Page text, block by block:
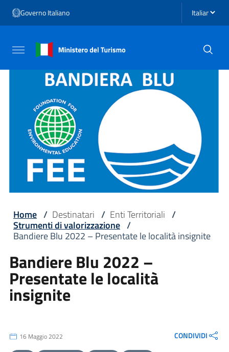
Vai al menu di navigazione
Vai al footer
Governo Italiano Seleziona
Attiva / disattiva la navigazione
Home / Destinatari / Enti Territoriali /
Strumenti di valorizzazione /
Bandiere Blu 2022 – Presentate le località insignite
Bandiere Blu 2022 –
Presentate le località
insignite
16 Maggio 2022 CONDIVIDI